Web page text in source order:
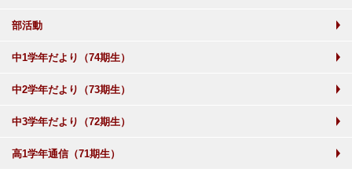
部活動
中1学年だより（74期生）
中2学年だより（73期生）
中3学年だより（72期生）
高1学年通信（71期生）